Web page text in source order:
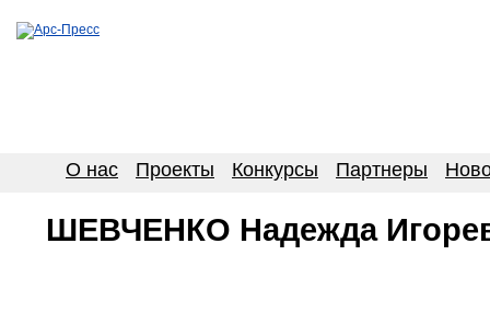
О нас Проекты Конкурсы Партнеры
ШЕВЧЕНКО Надежда